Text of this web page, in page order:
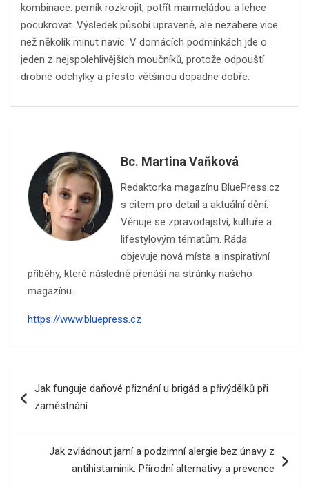
kombinace: perník rozkrojit, potřít marmeládou a lehce
pocukrovat. Výsledek působí upraveně, ale nezabere více
než několik minut navíc. V domácích podmínkách jde o
jeden z nejspolehlivějších moučníků, protože odpouští
drobné odchylky a přesto většinou dopadne dobře.
Bc. Martina Vaňková
Redaktorka magazínu BluePress.cz
s citem pro detail a aktuální dění.
Věnuje se zpravodajství, kultuře a
lifestylovým tématům. Ráda
objevuje nová místa a inspirativní
příběhy, které následně přenáší na stránky našeho
magazínu.
https://www.bluepress.cz
proJak funguje daňové přiznání u brigád a přivýdělků při
zaměstnání
Jak zvládnout jarní a podzimní alergie bez únavy z
antihistaminik: Přírodní alternativy a prevence